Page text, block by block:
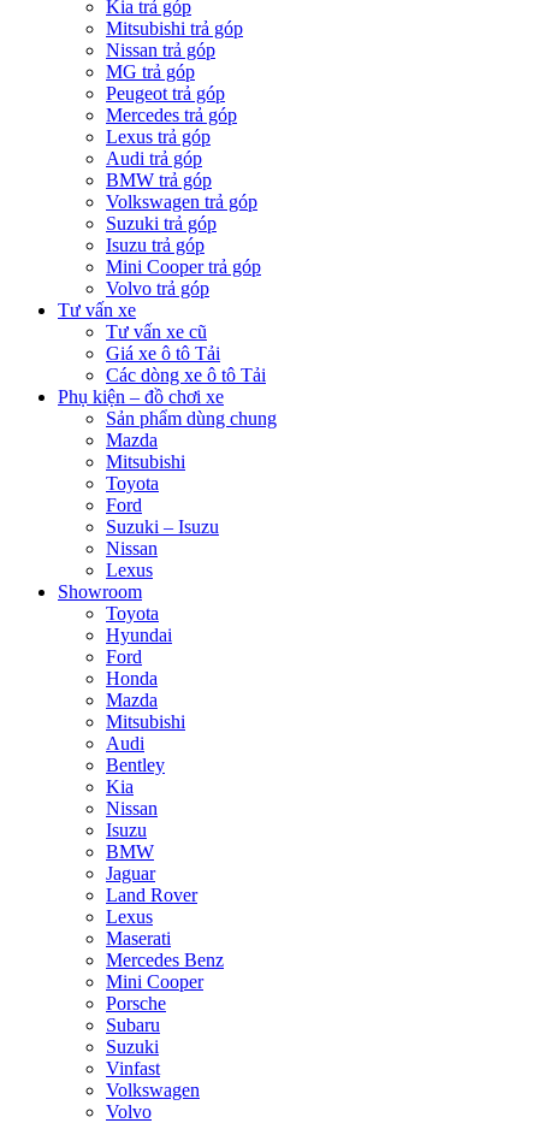
Kia trả góp
Mitsubishi trả góp
Nissan trả góp
MG trả góp
Peugeot trả góp
Mercedes trả góp
Lexus trả góp
Audi trả góp
BMW trả góp
Volkswagen trả góp
Suzuki trả góp
Isuzu trả góp
Mini Cooper trả góp
Volvo trả góp
Tư vấn xe
Tư vấn xe cũ
Giá xe ô tô Tải
Các dòng xe ô tô Tải
Phụ kiện – đồ chơi xe
Sản phẩm dùng chung
Mazda
Mitsubishi
Toyota
Ford
Suzuki – Isuzu
Nissan
Lexus
Showroom
Toyota
Hyundai
Ford
Honda
Mazda
Mitsubishi
Audi
Bentley
Kia
Nissan
Isuzu
BMW
Jaguar
Land Rover
Lexus
Maserati
Mercedes Benz
Mini Cooper
Porsche
Subaru
Suzuki
Vinfast
Volkswagen
Volvo